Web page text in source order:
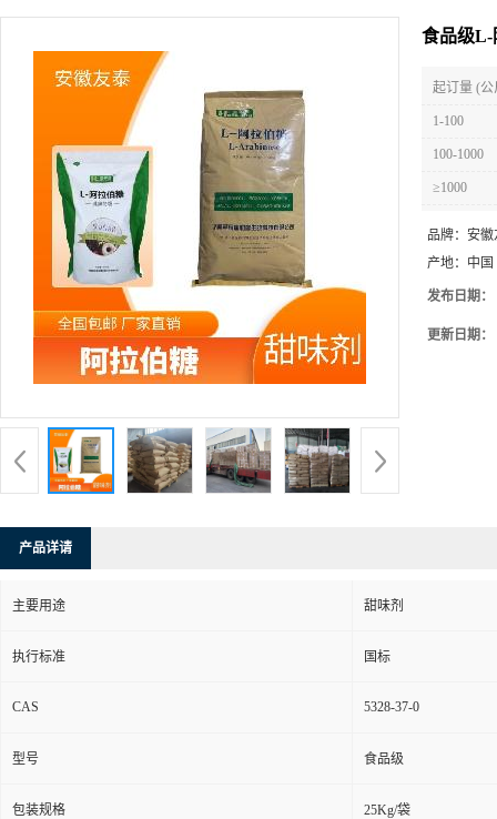
食品级L-
起订量 (公
1-100
100-1000
≥1000
品牌： 安徽
产地： 中国
发布日期：
更新日期：
产品详请
主要用途 甜味剂
执行标准 国标
CAS 5328-37-0
型号 食品级
包装规格 25Kg/袋